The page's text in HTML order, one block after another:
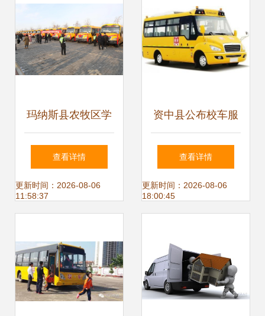
横县市民
玛纳斯县农牧区学
校校车运营服务正
式启动，为学生铺
查看详情
更新时间：2026-08-06
11:58:37
资中县公布校车服
务方案 全面推进校
车运营规范化
查看详情
更新时间：2026-08-06
18:00:45